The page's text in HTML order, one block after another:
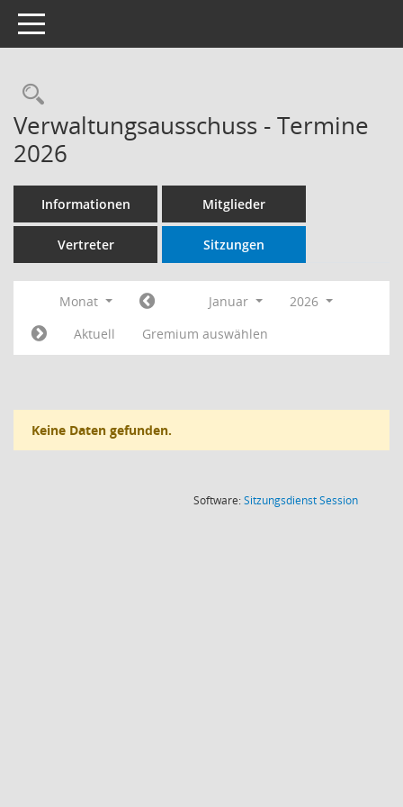
Toggle navigation
Rechercheauswahl
Verwaltungsausschuss - Termine
2026
Informationen Mitglieder
Vertreter Sitzungen
Monat Januar
2026
Aktuell
Gremium auswählen
Keine Daten gefunden.
Software:SitzungsdienstSession(Wird in